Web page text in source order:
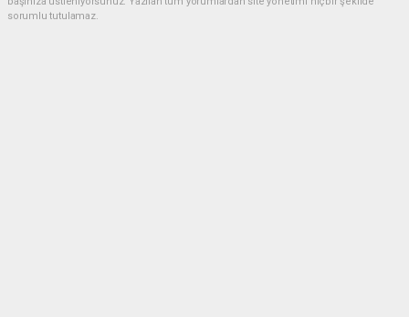
sorumlu tutulamaz.